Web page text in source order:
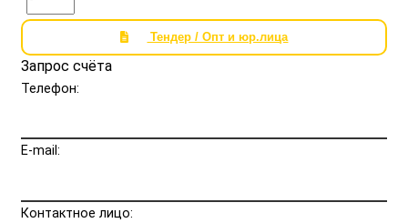
Тендер / Опт и юр.лица
Запрос счёта
Телефон:
E-mail:
Контактное лицо: